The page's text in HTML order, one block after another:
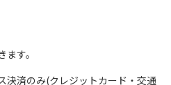
す。
決済のみ(クレジットカード・交通